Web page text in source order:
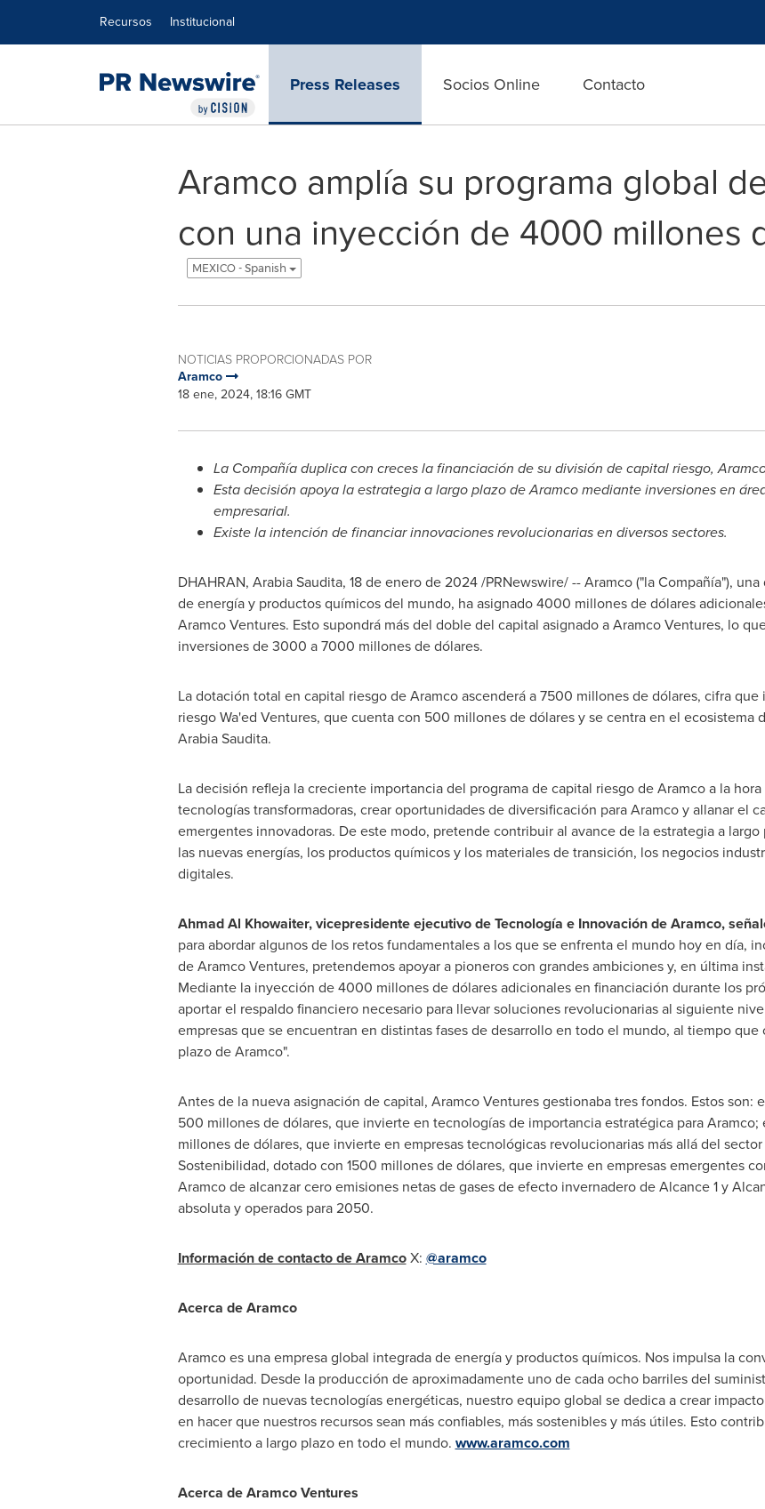
Recursos Institucional
Press Releases Socios Online Contacto
Aramco amplía su programa global
con una inyección de 4000 millones
MEXICO - Spanish
NOTICIAS PROPORCIONADAS POR
Aramco
18 ene, 2024, 18:16 GMT
La Compañía duplica con creces la financiación de su división de capital riesgo,
Esta decisión apoya la estrategia a largo plazo de Aramco mediante inversiones en
empresarial.
Existe laintención de financiar innovaciones revolucionarias en diversos sectores.
DHAHRAN, Arabia Saudita, 18 de enero de 2024/PRNewswire/ -- Aramco ("la Compañía"),
de energía y productos químicos del mundo, ha asignado 4000 millones de dólares
Aramco Ventures. Esto supondrá más del doble del capital asignado a Aramco Ventures, lo
inversiones de 3000 a 7000 millones de dólares.
La dotación total en capital riesgo de Aramco ascenderá a 7500 millones de dólares, cifra
riesgo Wa'ed Ventures, que cuenta con 500 millones de dólares y se centra en el ecosistema
Arabia Saudita.
La decisión refleja la creciente importancia del programa de capital riesgo de Aramco a la
tecnologías transformadoras, crear oportunidades de diversificación para Aramco y allanar el
emergentes innovadoras. De este modo, pretende contribuir al avance de la estrategia a
las nuevas energías, los productos químicos y los materiales de transición, los negocios
digitales.
Ahmad Al Khowaiter, vicepresidente ejecutivo de Tecnología e Innovación de Aramco,
para abordar algunos de los retos fundamentales a los que se enfrenta el mundo hoy en día,
de Aramco Ventures, pretendemos apoyar a pioneros con grandes ambiciones y, en última
Mediante la inyección de 4000 millones de dólares adicionales en financiación durante los
aportar el respaldo financiero necesario para llevar soluciones revolucionarias al siguiente
empresas que se encuentran en distintas fases de desarrollo en todo el mundo, al tiempo
plazo de Aramco".
Antes de la nueva asignación de capital, Aramco Ventures gestionaba tres fondos. Estos
500 millones de dólares, que invierte en tecnologías de importancia estratégica para Aramco;
millones de dólares, que invierte en empresas tecnológicas revolucionarias más allá del
Sostenibilidad, dotado con 1500 millones de dólares, que invierte en empresas emergentes
Aramco de alcanzar cero emisiones netas de gases de efecto invernadero de Alcance 1 y
absoluta y operados para 2050.
Información de contacto de AramcoX: @aramco
Acerca de Aramco
Aramco es una empresa global integrada de energía y productos químicos. Nos impulsa la
oportunidad. Desde la producción de aproximadamente uno de cada ocho barriles del
desarrollo de nuevas tecnologías energéticas, nuestro equipo global se dedica a crear
en hacer que nuestros recursos sean más confiables, más sostenibles y más útiles. Esto
crecimiento a largo plazo en todo el mundo. www.aramco.com
Acerca de Aramco Ventures